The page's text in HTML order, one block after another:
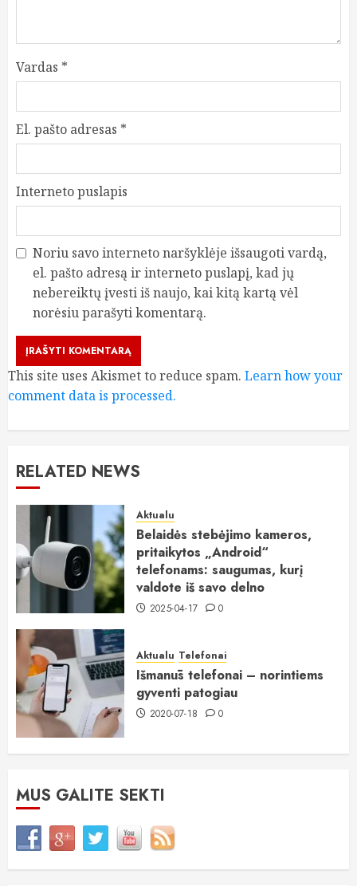
Vardas *
El. pašto adresas *
Interneto puslapis
Noriu savo interneto naršyklėje išsaugoti vardą,
el. pašto adresą ir interneto puslapį, kad jų
nebereiktų įvesti iš naujo, kai kitą kartą vėl
norėsiu parašyti komentarą.
This site uses Akismet to reduce spam. Learn how your
comment data is processed.
RELATED NEWS
Aktualu
Belaidės stebėjimo kameros,
pritaikytos „Android“
telefonams: saugumas, kurį
valdote iš savo delno
2025-04-17 0
Aktualu Telefonai
Išmanūs telefonai – norintiems
gyventi patogiau
2020-07-18 0
MUS GALITE SEKTI